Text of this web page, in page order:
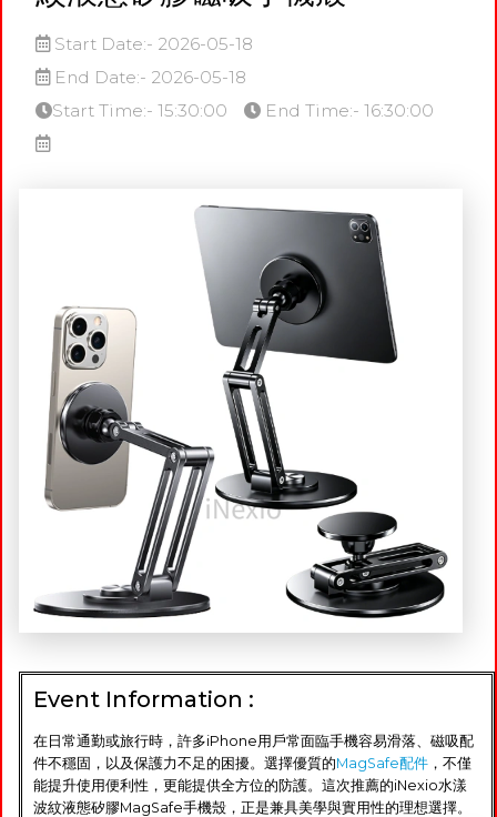
Start Date:- 2026-05-18
End Date:- 2026-05-18
Start Time:- 15:30:00
End Time:- 16:30:00
Event Information :
在日常通勤或旅行時，許多iPhone用戶常面臨手機容易滑落、磁吸配
件不穩固，以及保護力不足的困擾。選擇優質的MagSafe配件 ，不僅
能提升使用便利性，更能提供全方位的防護。這次推薦的iNexio水漾
波紋液態矽膠MagSafe手機殼，正是兼具美學與實用性的理想選擇。